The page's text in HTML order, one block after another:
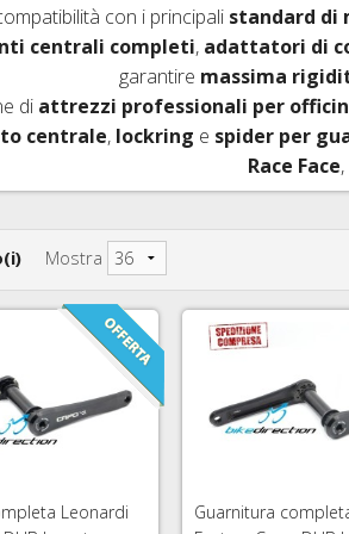
DERAGLIATORE E ACCESSORI
D'ARIA 26"
D'ARIA 27,5"
D'ARIA 29ER
TUBELESS, VALVOLE E
PASSANTI
FRENI SRAM AVID
FRENI FORMULA
FRENI HAYES
FRENI MAGURA
FRENI HOPE
FRENI BRAKING
FRENI CORSA E MTB
IDRAULICI
con i principali standard di
centrali completi, adattatori di
garantire massima
di attrezzi professionali per
centrale, lockring e spider per
Race Face,
Mostra
Leonardi
Guarnitura